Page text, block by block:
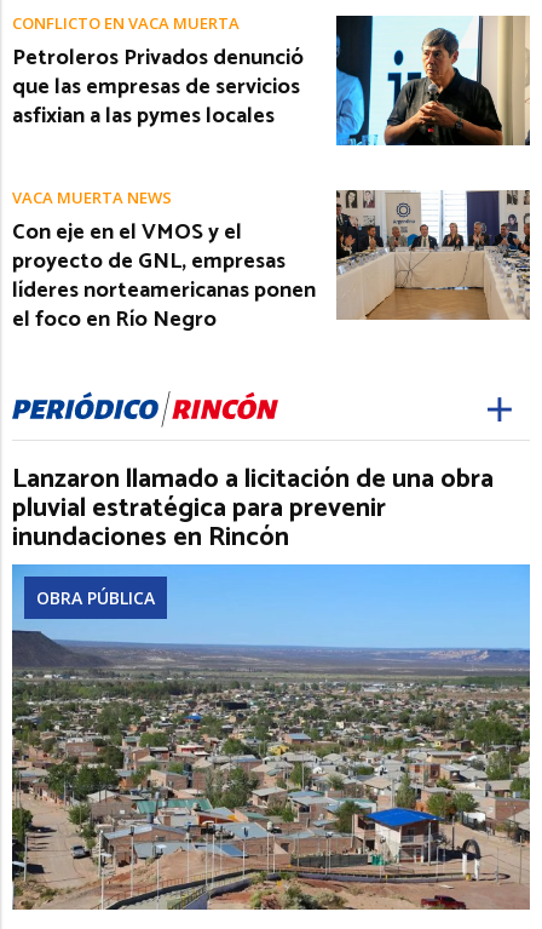
CONFLICTO EN VACA MUERTA
Petroleros Privados denunció
que las empresas de servicios
asfixian a las pymes locales
VACA MUERTA NEWS
Con eje en el VMOS y el
proyecto de GNL, empresas
líderes norteamericanas ponen
el foco en Río Negro
Lanzaron llamado a licitación de una obra
pluvial estratégica para prevenir
inundaciones en Rincón
OBRA PÚBLICA